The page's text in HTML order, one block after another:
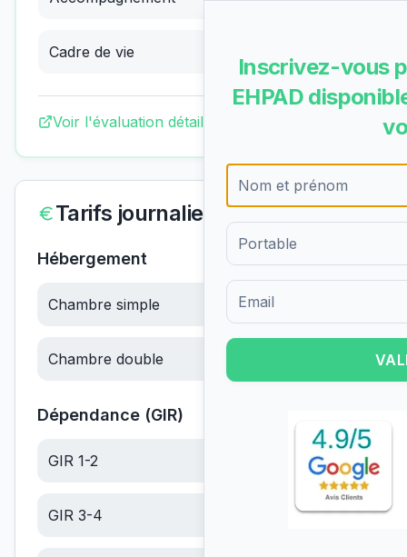
Cadre de vie
Voir l'évaluation détaillée complète
Tarifs journaliers
Hébergement
Chambre simple
Chambre double
Dépendance (GIR)
GIR 1-2 21.96€/jour
GIR 3-4 13.94€/jour
Inscrivez-vous
EHPAD
Formulaire d'inscription pour